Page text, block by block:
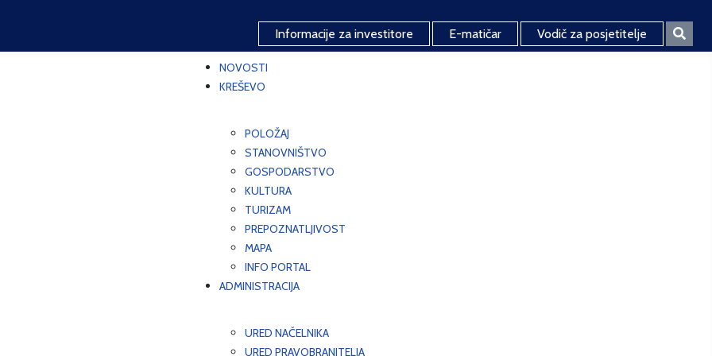
Informacije za investitore E-matičar Vodič za posjetitelje
NOVOSTI
KREŠEVO
POLOŽAJ
STANOVNIŠTVO
GOSPODARSTVO
KULTURA
TURIZAM
PREPOZNATLJIVOST
MAPA
INFO PORTAL
ADMINISTRACIJA
URED NAČELNIKA
URED PRAVOBRANITELJA